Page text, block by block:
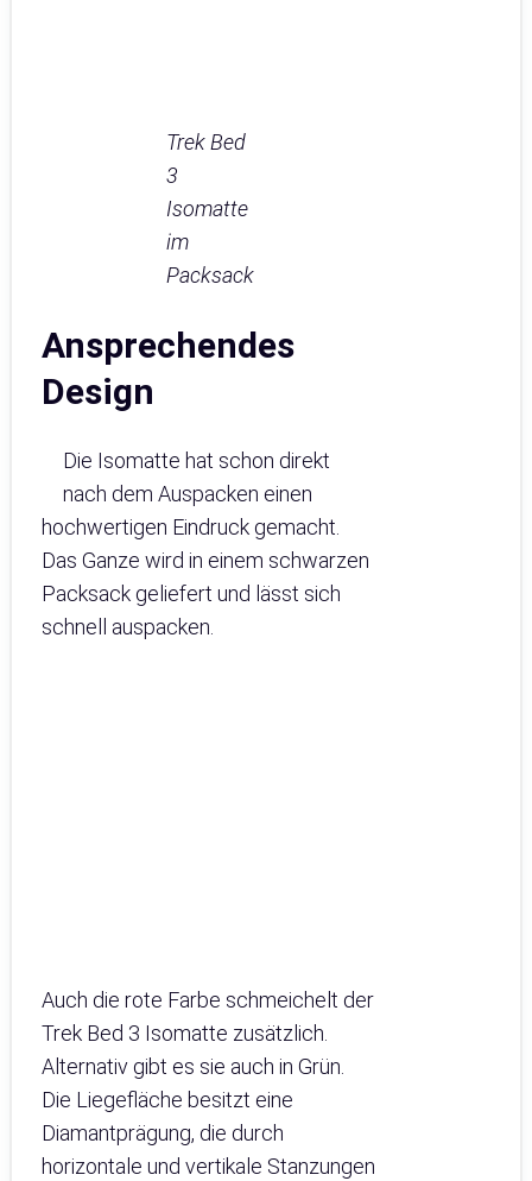
Trek Bed
3
Isomatte
im
Packsack
Ansprechendes
Design
Die Isomatte hat schon direkt
nach dem Auspacken einen
hochwertigen Eindruck gemacht.
Das Ganze wird in einem schwarzen
Packsack geliefert und lässt sich
schnell auspacken.
Auch die rote Farbe schmeichelt der
Trek Bed 3 Isomatte zusätzlich.
Alternativ gibt es sie auch in Grün.
Die Liegefläche besitzt eine
Diamantprägung, die durch
horizontale und vertikale Stanzungen